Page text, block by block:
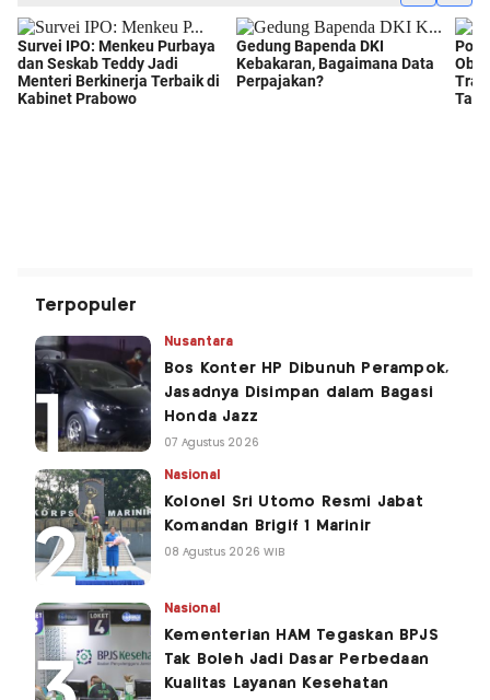
Terpopuler
Nusantara
Bos Konter HP Dibunuh Perampok,
Jasadnya Disimpan dalam Bagasi
Honda Jazz
07 Agustus 2026
Nasional
Kolonel Sri Utomo Resmi Jabat
Komandan Brigif 1 Marinir
08 Agustus 2026 WIB
Nasional
Kementerian HAM Tegaskan BPJS
Tak Boleh Jadi Dasar Perbedaan
Kualitas Layanan Kesehatan